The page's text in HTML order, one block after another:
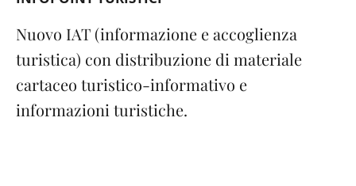
Nuovo IAT (informazione e accoglienza
turistica) con distribuzione di materiale
cartaceo turistico-informativo e
informazioni turistiche.